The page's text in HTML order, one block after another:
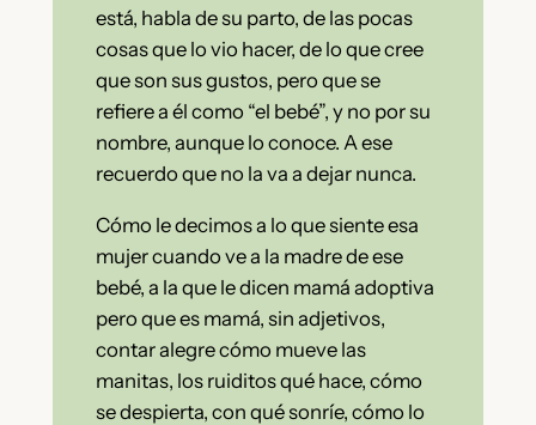
está, habla de su parto, de las pocas
cosas que lo vio hacer, de lo que cree
que son sus gustos, pero que se
refiere a él como “el bebé”, y no por su
nombre, aunque lo conoce. A ese
recuerdo que no la va a dejar nunca.
Cómo le decimos a lo que siente esa
mujer cuando ve a la madre de ese
bebé, a la que le dicen mamá adoptiva
pero que es mamá, sin adjetivos,
contar alegre cómo mueve las
manitas, los ruiditos qué hace, cómo
se despierta, con qué sonríe, cómo lo